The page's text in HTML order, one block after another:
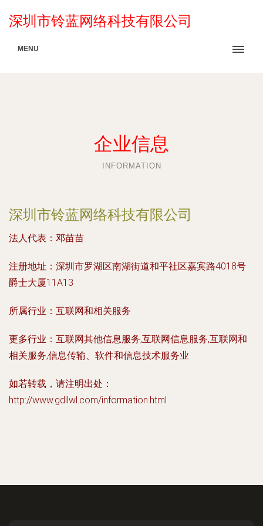
深圳市铃蓝网络科技有限公司
MENU
企业信息
INFORMATION
深圳市铃蓝网络科技有限公司
法人代表： 邓苗苗
注册地址： 深圳市罗湖区南湖街道和平社区嘉宾路4018号
爵士大厦11A13
所属行业： 互联网和相关服务
更多行业： 互联网其他信息服务,互联网信息服务,互联网和
相关服务,信息传输、软件和信息技术服务业
如若转载，请注明出处：
http://www.gdllwl.com/information.html